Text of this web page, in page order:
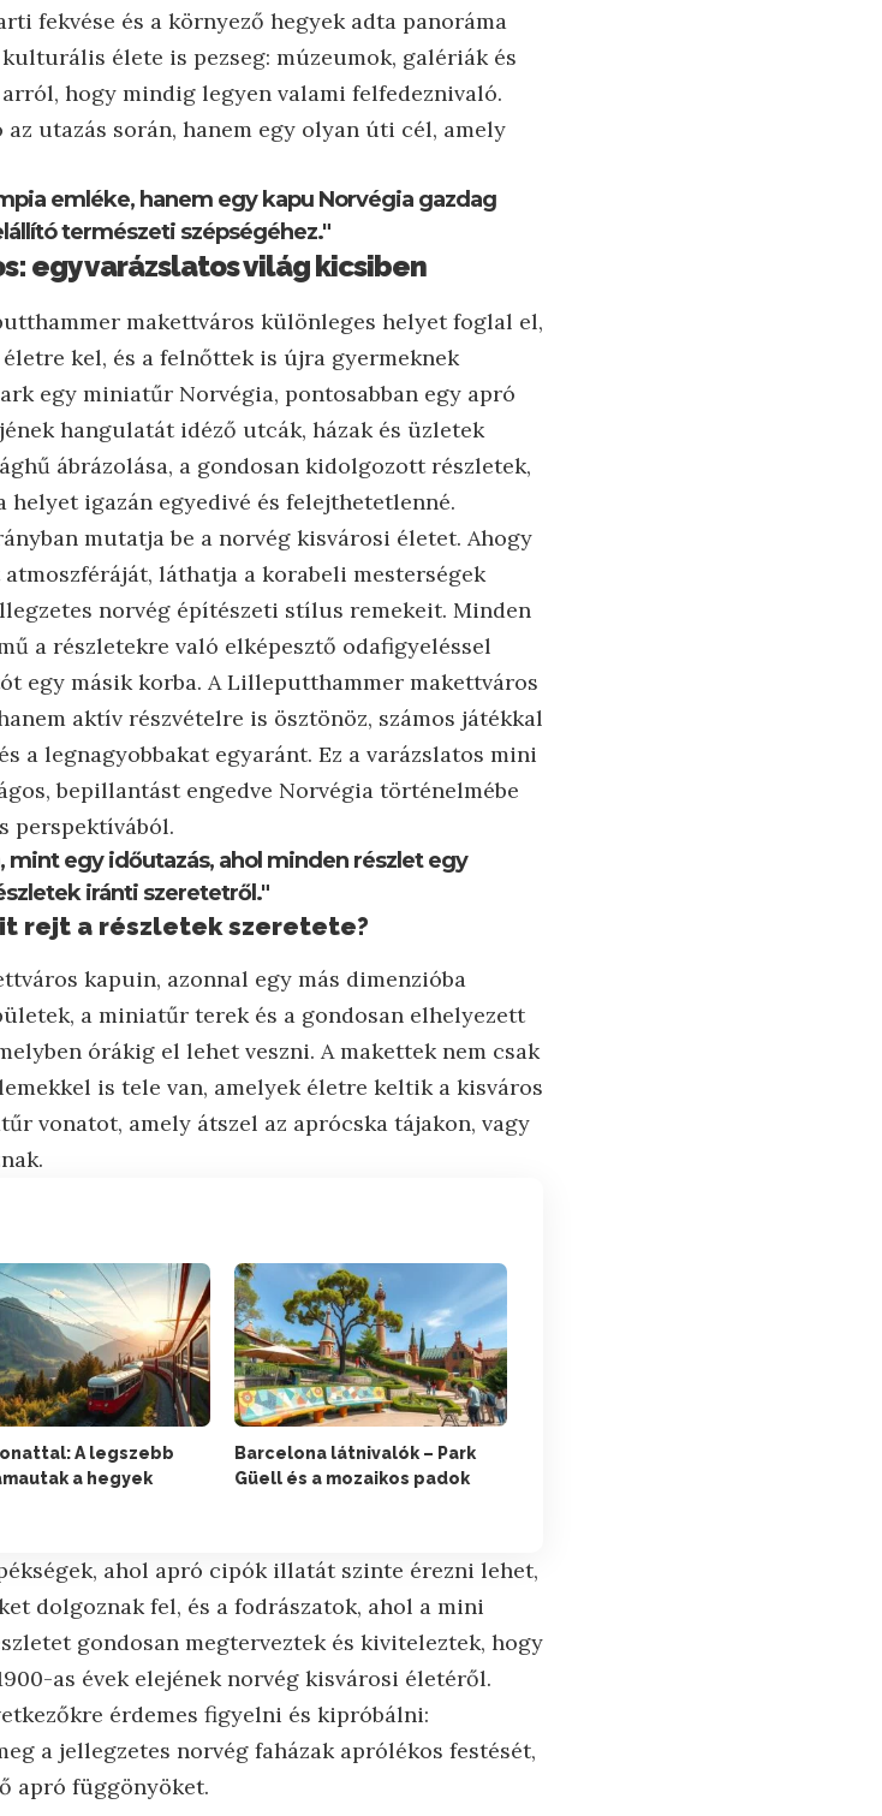
fekvése és a környező hegyek adta panoráma
élete is pezseg: múzeumok, galériák és
hogy mindig legyen valami felfedeznivaló.
utazás során, hanem egy olyan úti cél, amely
emléke, hanem egy kapu Norvégia gazdag
természeti szépségéhez."
egy varázslatos világ kicsiben
makettváros különleges helyet foglal el,
kel, és a felnőttek is újra gyermeknek
egy miniatűr Norvégia, pontosabban egy apró
hangulatát idéző utcák, házak és üzletek
ábrázolása, a gondosan kidolgozott részletek,
igazán egyedivé és felejthetetlenné.
mutatja be a norvég kisvárosi életet. Ahogy
láthatja a korabeli mesterségek
norvég építészeti stílus remekeit. Minden
a részletekre való elképesztő odafigyeléssel
egy másik korba. A Lilleputthammer makettváros
aktív részvételre is ösztönöz, számos játékkal
a legnagyobbakat egyaránt. Ez a varázslatos mini
bepillantást engedve Norvégia történelmébe
perspektívából.
egy időutazás, ahol minden részlet egy
iránti szeretetről."
rejt a részletek szeretete?
kapuin, azonnal egy más dimenzióba
a miniatűr terek és a gondosan elhelyezett
órákig el lehet veszni. A makettek nem csak
is tele van, amelyek életre keltik a kisváros
vonatot, amely átszel az aprócska tájakon, vagy
A legszebb
a hegyek
Barcelona látnivalók – Park
Güell és a mozaikos padok
ahol apró cipók illatát szinte érezni lehet,
dolgoznak fel, és a fodrászatok, ahol a mini
gondosan megterveztek és kiviteleztek, hogy
as évek elejének norvég kisvárosi életéről.
érdemes figyelni és kipróbálni:
a jellegzetes norvég faházak aprólékos festését,
apró függönyöket.